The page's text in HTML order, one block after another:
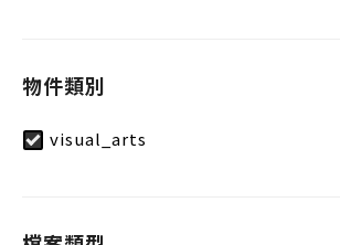
物件類別
visual_arts